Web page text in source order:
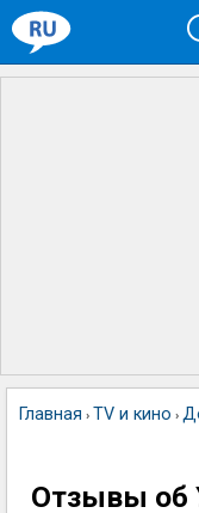
Главная › TV и кино ›
Отзывы об